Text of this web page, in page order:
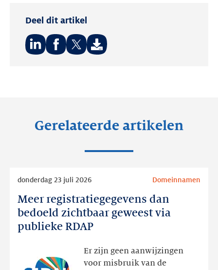
Deel dit artikel
Gerelateerde artikelen
Meer registratiegegevens dan
bedoeld zichtbaar geweest via
publieke RDAP
donderdag 23 juli 2026 Domeinnamen
Er zijn geen aanwijzingen
voor misbruik van de
Meer
registratiegegevens
bedoeld